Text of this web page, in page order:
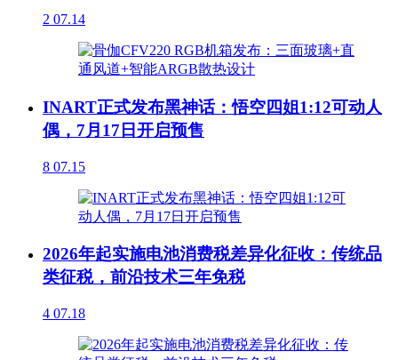
2 07.14
INART正式发布黑神话：悟空四姐1:12可动人
偶，7月17日开启预售
8 07.15
2026年起实施电池消费税差异化征收：传统品
类征税，前沿技术三年免税
4 07.18